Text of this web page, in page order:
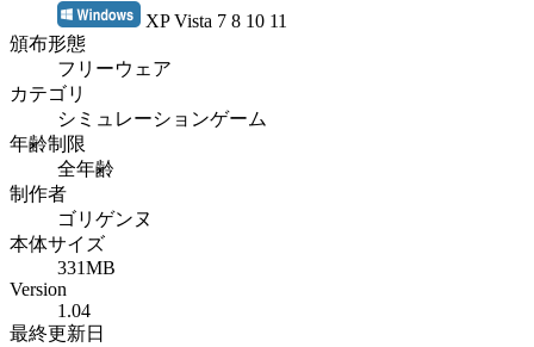
XP Vista 7 8 10 11
頒布形態
フリーウェア
カテゴリ
シミュレーションゲーム
年齢制限
全年齢
制作者
ゴリゲンヌ
本体サイズ
331MB
Version
1.04
最終更新日